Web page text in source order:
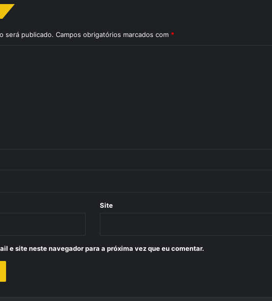
será publicado. Campos obrigatórios marcados com *
Site
e site neste navegador para a próxima vez que eu comentar.